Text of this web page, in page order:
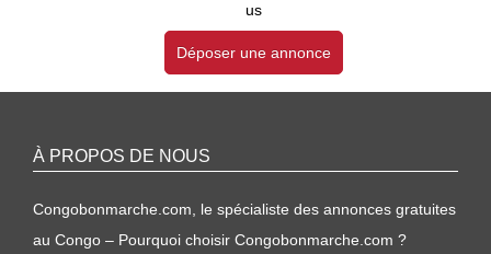
us
Déposer une annonce
À PROPOS DE NOUS
Congobonmarche.com, le spécialiste des annonces gratuites
au Congo – Pourquoi choisir Congobonmarche.com ?